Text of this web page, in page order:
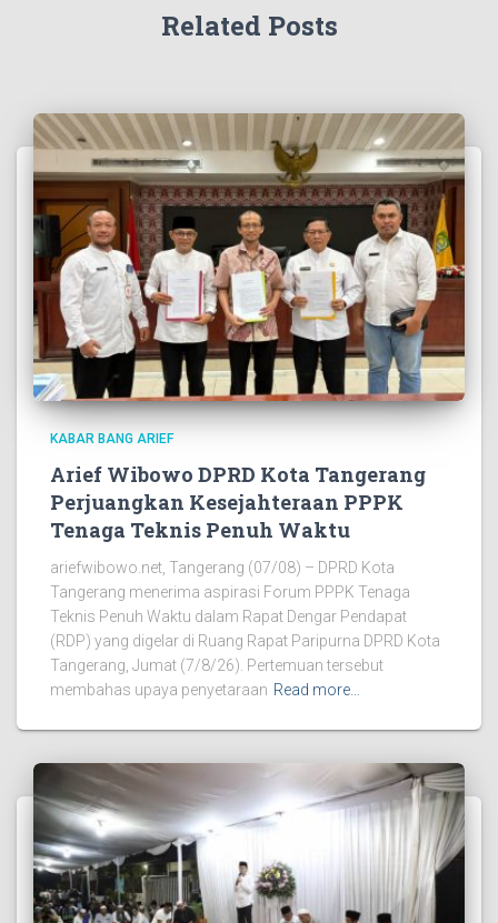
Related Posts
KABAR BANG ARIEF
Arief Wibowo DPRD Kota Tangerang
Perjuangkan Kesejahteraan PPPK
Tenaga Teknis Penuh Waktu
ariefwibowo.net, Tangerang (07/08) – DPRD Kota
Tangerang menerima aspirasi Forum PPPK Tenaga
Teknis Penuh Waktu dalam Rapat Dengar Pendapat
(RDP) yang digelar di Ruang Rapat Paripurna DPRD Kota
Tangerang, Jumat (7/8/26). Pertemuan tersebut
membahas upaya penyetaraan Read more…